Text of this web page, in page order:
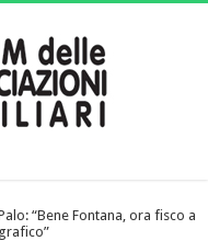
“Bene Fontana, ora fisco a